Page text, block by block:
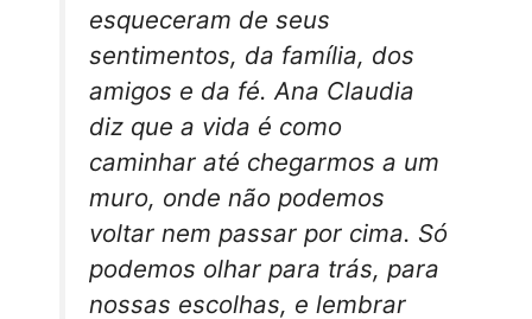
esqueceram de seus
sentimentos, da família, dos
amigos e da fé. Ana Claudia
diz que a vida é como
caminhar até chegarmos a um
muro, onde não podemos
voltar nem passar por cima. Só
podemos olhar para trás, para
nossas escolhas, e lembrar